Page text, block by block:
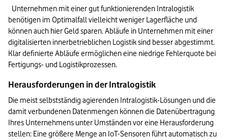
Unternehmen mit einer gut funktionierenden Intralogistik
benötigen im Optimalfall vielleicht weniger Lagerfläche und
können auch hier Geld sparen. Abläufe in Unternehmen mit einer
digitalisierten innerbetrieblichen Logistik sind besser abgestimmt.
Klar definierte Abläufe ermöglichen eine niedrige Fehlerquote bei
Fertigungs- und Logistikprozessen.
Herausforderungen in der Intralogistik
Die meist selbstständig agierenden Intralogistik-Lösungen und die
damit verbundenen Datenmengen können die Datenübertragung
Ihres Unternehmens unter Umständen vor eine Herausforderung
stellen: Eine größere Menge an IoT-Sensoren führt automatisch zu